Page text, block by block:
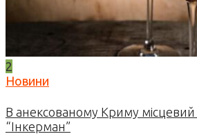
2
Новини
В анексованому Криму
“Інкерман”